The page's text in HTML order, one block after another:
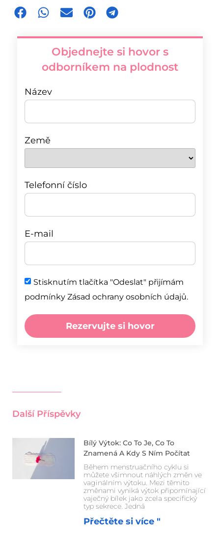
Objednejte si hovor s
odborníkem na plodnost
Název
Země
Telefonní číslo
E-mail
Stisknutím tlačítka "Odeslat" přijímám
podmínky Zásad ochrany osobních údajů.
Rezervujte si hovor
Další Příspěvky
Bílý Výtok: Co To Je, Co To
Znamená A Kdy S Ním Počítat
Během menstruačního cyklu si
můžete všimnout náhlých změn ve
vaginálním výtoku. Mezi těmito
změnami vyniká výtok připomínající
vaječný bílek jako zcela specifický
typ sekrece. Jedná
Přečtěte si více "